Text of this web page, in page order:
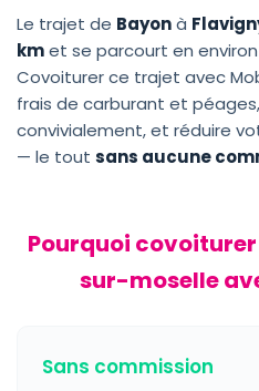
Le trajet de Bayonà
kmet se parcourt en environ
Covoiturer ce trajet avec
frais de carburant et
convivialement, et réduire
— le tout sans aucune
Pourquoi
sur-moselle
Sans commission